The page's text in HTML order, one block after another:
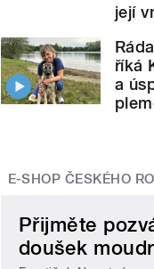
její
říká
a
E-SHOP ČESKÉHO
Přijměte
doušek